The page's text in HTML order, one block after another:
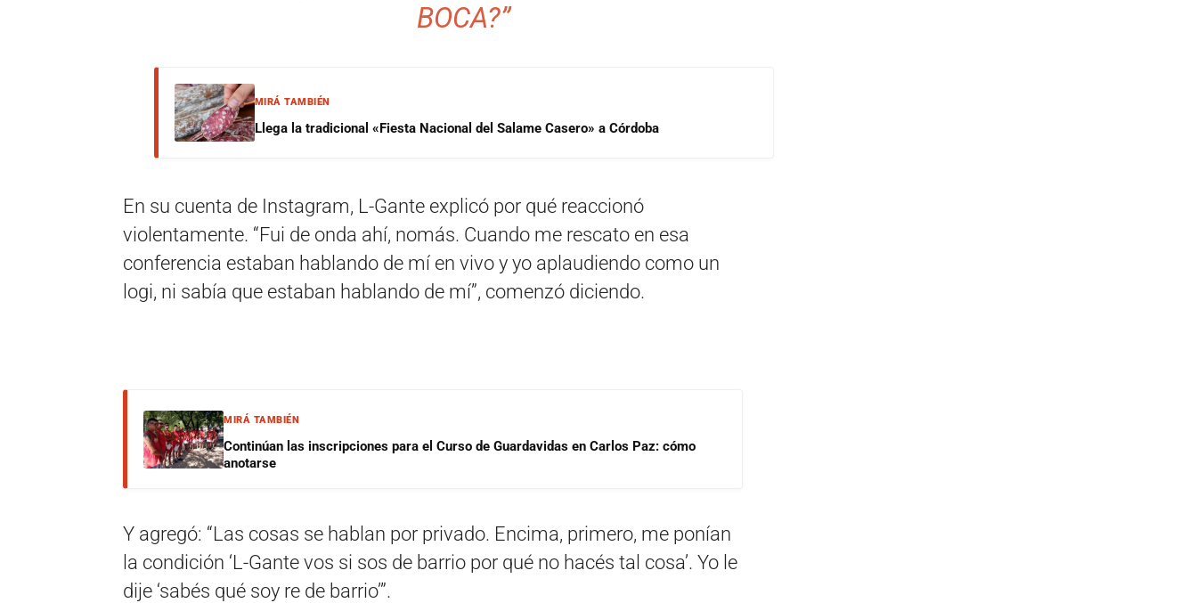
BOCA?”
MIRÁ TAMBIÉN
Llega la tradicional «Fiesta Nacional del Salame Casero» a Córdoba
En su cuenta de Instagram, L-Gante explicó por qué reaccionó
violentamente. “Fui de onda ahí, nomás. Cuando me rescato en esa
conferencia estaban hablando de mí en vivo y yo aplaudiendo como un
logi, ni sabía que estaban hablando de mí”, comenzó diciendo.
MIRÁ TAMBIÉN
Continúan las inscripciones para el Curso de Guardavidas en Carlos Paz: cómo
anotarse
Y agregó: “Las cosas se hablan por privado. Encima, primero, me ponían
la condición ‘L-Gante vos si sos de barrio por qué no hacés tal cosa’. Yo le
dije ‘sabés qué soy re de barrio’”.